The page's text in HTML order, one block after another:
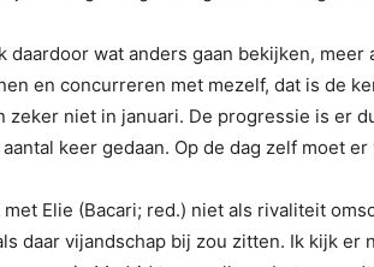
daardoor wat anders gaan bekijken,
en concurreren met mezelf, dat is de
zeker niet in januari. De progressie is er
keer gedaan. Op de dag zelf moet
met Elie (Bacari; red.) niet als rivaliteit
daar vijandschap bij zou zitten. Ik kijk